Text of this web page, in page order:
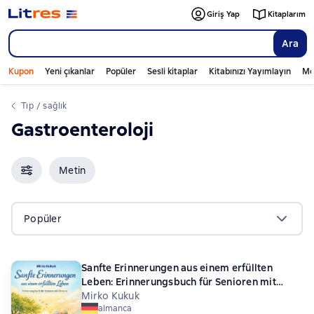
Ara
Giriş Yap Kitaplarım
Kupon Yeni çıkanlar Popüler Sesli kitaplar Kitabınızı Yayımlayın
tıp / sağlık
gastroenteroloji
Metin
Popüler
Sanfte Erinnerungen aus einem erfüllten
Leben: Erinnerungsbuch für Senioren mit
Demenz
Mirko Kukuk
almanca